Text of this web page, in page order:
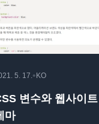
5. 17.• KO
변수와 웹사이트
마